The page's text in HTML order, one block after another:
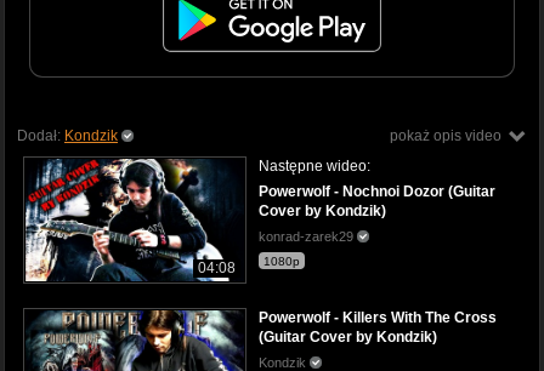
pokaż opis video
Dodał: Kondzik
04:08
Następne wideo:
Powerwolf - Nochnoi Dozor (Guitar
Cover by Kondzik)
konrad-zarek29
1080p
Powerwolf - Killers With The Cross
(Guitar Cover by Kondzik)
Kondzik